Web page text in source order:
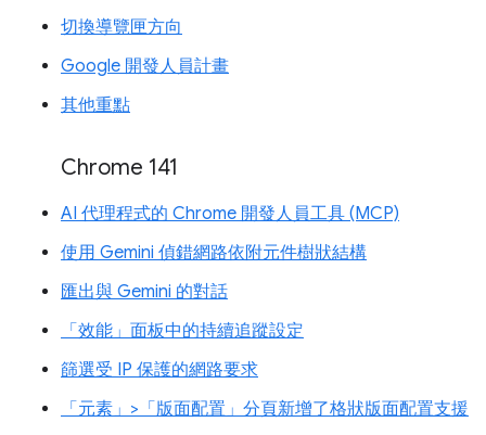
切換導覽匣方向
Google 開發人員計畫
其他重點
Chrome 141
AI 代理程式的 Chrome 開發人員工具 (MCP)
使用 Gemini 偵錯網路依附元件樹狀結構
匯出與 Gemini 的對話
「效能」面板中的持續追蹤設定
篩選受 IP 保護的網路要求
「元素」>「版面配置」分頁新增了格狀版面配置支援